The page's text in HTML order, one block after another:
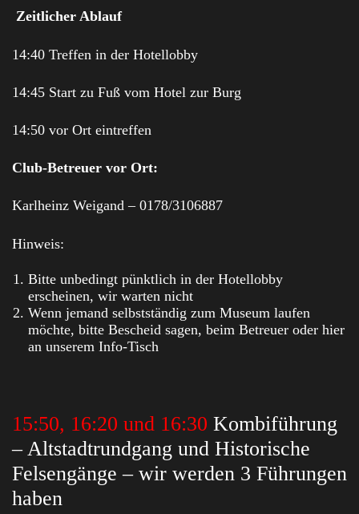
Zeitlicher Ablauf
14:40 Treffen in der Hotellobby
14:45 Start zu Fuß vom Hotel zur Burg
14:50 vor Ort eintreffen
Club-Betreuer vor Ort:
Karlheinz Weigand – 0178/3106887
Hinweis:
Bitte unbedingt pünktlich in der Hotellobby
erscheinen, wir warten nicht
Wenn jemand selbstständig zum Museum laufen
möchte, bitte Bescheid sagen, beim Betreuer oder hier
an unserem Info-Tisch
15:50, 16:20 und 16:30 Kombiführung
– Altstadtrundgang und Historische
Felsengänge – wir werden 3 Führungen
haben